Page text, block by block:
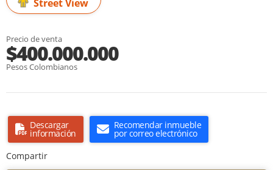
Street View
Precio de venta
$400.000.000
Pesos Colombianos
Descargar
información
Recomendar inmueble
por correo electrónico
Compartir